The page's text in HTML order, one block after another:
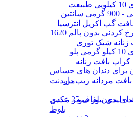
پلو
برای دندان های حساس
مریدنت
چای کیسه ای بدون لفاف 25 عددی
بلوط
بافت گپ اکریل انترسیا
شیک توری
کراپ بافت زنانه
مردانه زیپ دار
لیدی پیور سوپر مکس